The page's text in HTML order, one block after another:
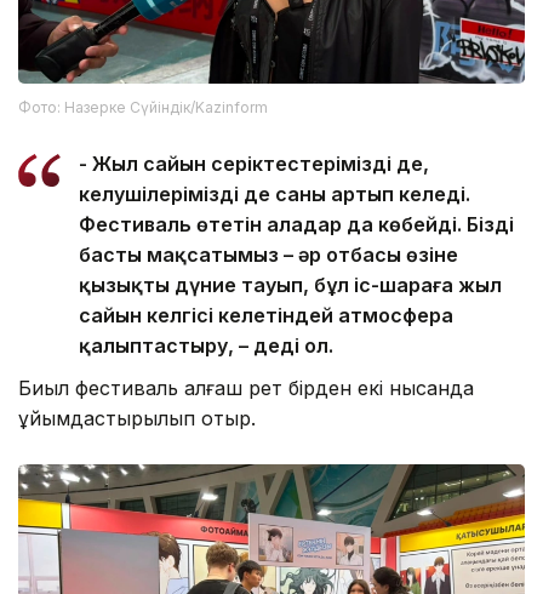
Фото: Назерке Сүйіндік/Kazinform
- Жыл сайын серіктестеріміздің де,
келушілеріміздің де саны артып келеді.
Фестиваль өтетін алаңдар да көбейді. Біздің
басты мақсатымыз – әр отбасы өзіне
қызықты дүние тауып, бұл іс-шараға жыл
сайын келгісі келетіндей атмосфера
қалыптастыру, – деді ол.
Биыл фестиваль алғаш рет бірден екі нысанда
ұйымдастырылып отыр.